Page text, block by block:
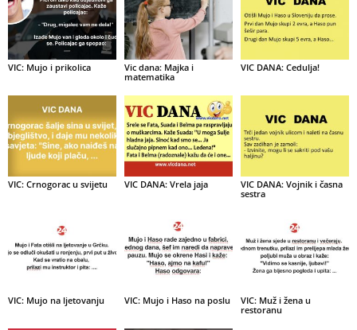
VIC: Mujo i prikolica
Vic dana: Majka i
matematika
VIC DANA: Cedulja!
VIC: Crnogorac u svijetu VIC DANA: Vrela jaja
VIC DANA: Vojnik i časna
sestra
VIC: Mujo na ljetovanju VIC: Mujo i Haso na poslu
VIC: Muž i žena u
restoranu